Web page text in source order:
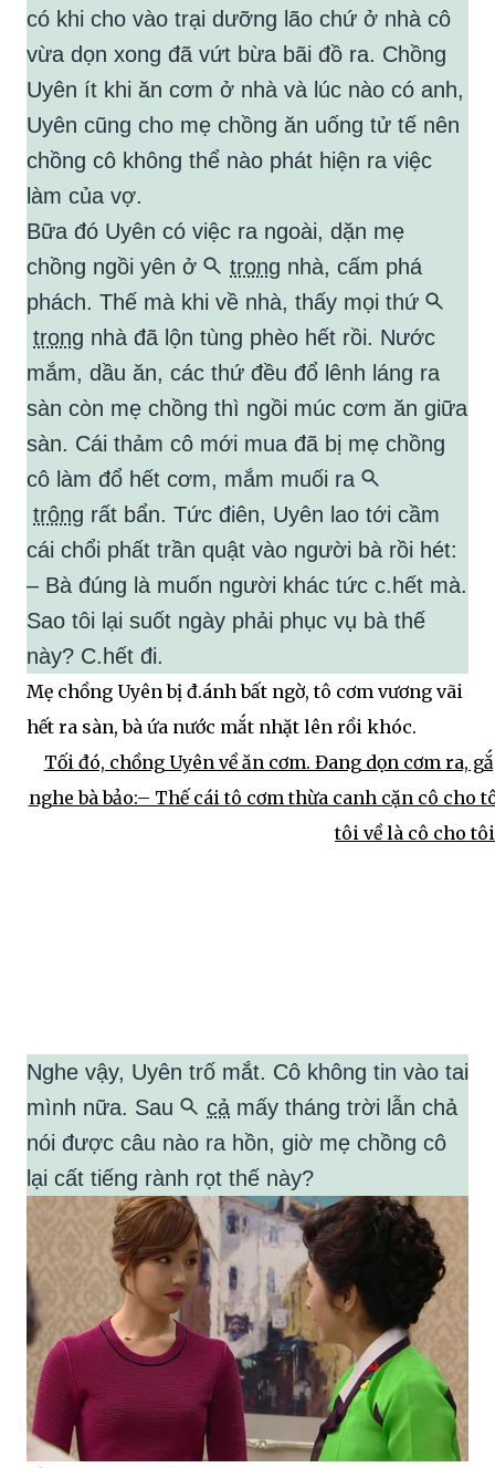
có khi cho vào trại dưỡng lão chứ ở nhà cô
vừa dọn xong đã vứt bừa bãi đồ ra. Chồng
Uyên ít khi ăn cơm ở nhà và lúc nào có anh,
Uyên cũng cho mẹ chồng ăn uống tử tế nên
chồng cô không thể nào phát hiện ra việc
làm của vợ.
Bữa đó Uyên có việc ra ngoài, dặn mẹ
chồng ngồi yên ở
trong nhà, cấm phá
phách. Thế mà khi về nhà, thấy mọi thứ
trong nhà đã lộn tùng phèo hết rồi. Nước
mắm, dầu ăn, các thứ đều đổ lênh láng ra
sàn còn mẹ chồng thì ngồi múc cơm ăn giữa
sàn. Cái thảm cô mới mua đã bị mẹ chồng
cô làm đổ hết cơm, mắm muối ra
trông rất bẩn. Tức điên, Uyên lao tới cầm
cái chổi phất trần quật vào người bà rồi hét:
– Bà đúng là muốn người khác tức c.hết mà.
Sao tôi lại suốt ngày phải phục vụ bà thế
này? C.hết đi.
Mẹ chồng Uyên bị đ.ánh bất ngờ, tô cơm vương vãi
hết ra sàn, bà ứa nước mắt nhặt lên rồi khóc.
Tối đó, chồng Uyên về ăn cơm. Đang dọn cơm ra,
nghe bà bảo:– Thế cái tô cơm thừa canh cặn cô cho
tôi về là cô cho
Nghe vậy, Uyên trố mắt. Cô không tin vào tai
mình nữa. Sau
cả mấy tháng trời lẫn chả
nói được câu nào ra hồn, giờ mẹ chồng cô
lại cất tiếng rành rọt thế này?